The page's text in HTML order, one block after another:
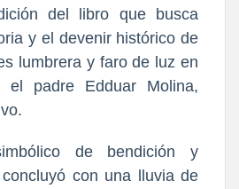
del libro que busca
y el devenir histórico de
lumbrera y faro de luz en
el padre Edduar Molina,
de bendición y
con una lluvia de